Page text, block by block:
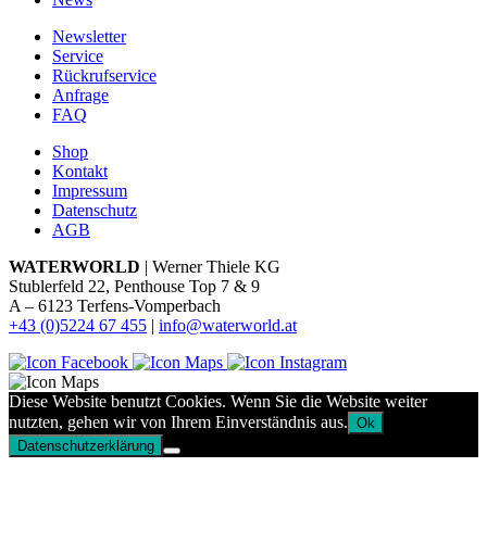
Newsletter
Service
Rückrufservice
Anfrage
FAQ
Shop
Kontakt
Impressum
Datenschutz
AGB
WATERWORLD | Werner Thiele KG
Stublerfeld 22, Penthouse Top 7 & 9
A – 6123 Terfens-Vomperbach
+43 (0)5224 67 455 | info@waterworld.at
Diese Website benutzt Cookies. Wenn Sie die Website weiter
nutzten, gehen wir von Ihrem Einverständnis aus. Ok
Datenschutzerklärung